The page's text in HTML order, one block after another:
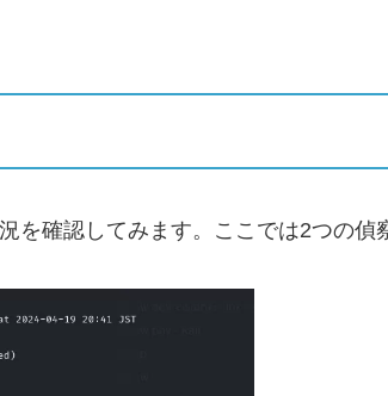
を確認してみます。ここでは2つの偵